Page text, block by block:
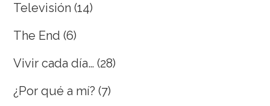
Televisión (14)
The End (6)
Vivir cada día… (28)
¿Por qué a mí? (7)